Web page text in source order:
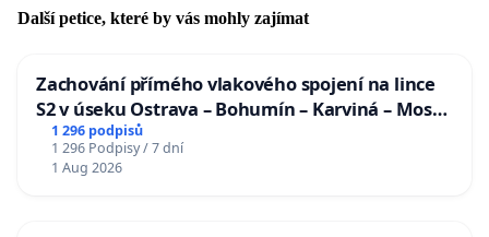
Další petice, které by vás mohly zajímat
Zachování přímého vlakového spojení na lince
S2 v úseku Ostrava – Bohumín – Karviná – Mosty
u Jablunkova
1 296 podpisů
1 296 Podpisy / 7 dní
1 Aug 2026